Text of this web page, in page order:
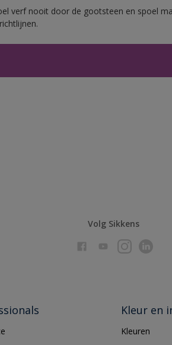
verf nooit door de gootsteen en spoel
Volg Sikkens
Kleur en
Kleuren